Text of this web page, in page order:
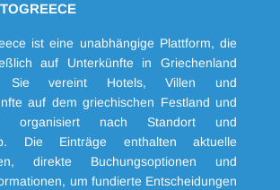
ist eine unabhängige Plattform, die
auf Unterkünfte in Griechenland
Sie vereint Hotels, Villen und
auf dem griechischen Festland und
organisiert nach Standort und
Die Einträge enthalten aktuelle
direkte Buchungsoptionen und
um fundierte Entscheidungen